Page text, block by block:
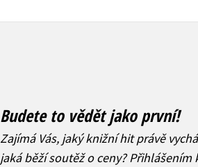
Budete to vědět jako první!
Zajímá Vás, jaký knižní hit právě
jaká běží soutěž o ceny?